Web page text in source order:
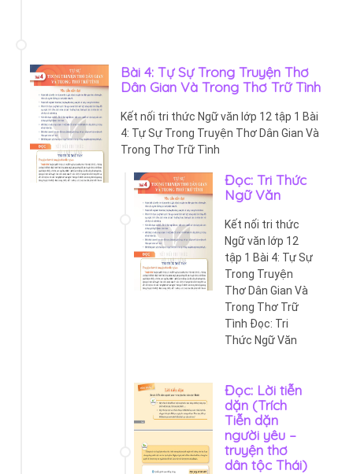
Bài 4: Tự Sự Trong Truyện Thơ
Dân Gian Và Trong Thơ Trữ Tình
Kết nối tri thức Ngữ văn lớp 12 tập 1 Bài
4: Tự Sự Trong Truyện Thơ Dân Gian Và
Trong Thơ Trữ Tình
Đọc: Tri Thức
Ngữ Văn
Kết nối tri thức
Ngữ văn lớp 12
tập 1 Bài 4: Tự Sự
Trong Truyện
Thơ Dân Gian Và
Trong Thơ Trữ
Tình Đọc: Tri
Thức Ngữ Văn
Đọc: Lời tiễn
dặn (Trích
Tiễn dặn
người yêu –
truyện thơ
dân tộc Thái)